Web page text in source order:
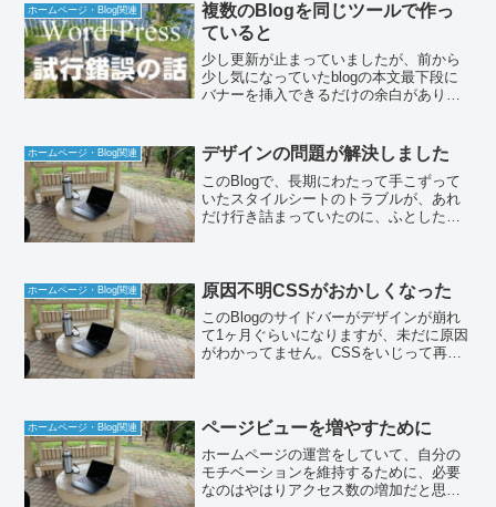
ホームページ・Blog関連
複数のBlogを同じツールで作っ
ていると
少し更新が止まっていましたが、前から
少し気になっていたblogの本文最下段に
バナーを挿入できるだけの余白があり、
どういう加工したか忘れてしまうのです
よね。
ホームページ・Blog関連 デザインの問題が解決しました
このBlogで、長期にわたって手こずって
いたスタイルシートのトラブルが、あれ
だけ行き詰まっていたのに、ふとしたき
されない為、いい...
ホームページ・Blog関連 原因不明CSSがおかしくなった
このBlogのサイドバーがデザインが崩れ
て1ヶ月ぐらいになりますが、未だに原因
がわかってません。CSSをいじって再構
た。今日もスタイル...
ホームページ・Blog関連 ページビューを増やすために
ホームページの運営をしていて、自分の
モチベーションを維持するために、必要
なのはやはりアクセス数の増加だと思い